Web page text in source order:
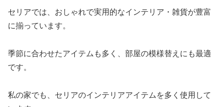
セリアでは、おしゃれで実用的なインテリア・雑貨が豊富
に揃っています。
季節に合わせたアイテムも多く、部屋の模様替えにも最適
です。
私の家でも、セリアのインテリアアイテムを多く使用して